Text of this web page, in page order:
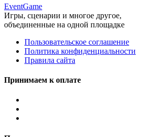
EventGame
Игры, сценарии и многое другое,
объединенные на одной площадке
Пользовательское соглашение
Политика конфиденциальности
Правила сайта
Принимаем к оплате